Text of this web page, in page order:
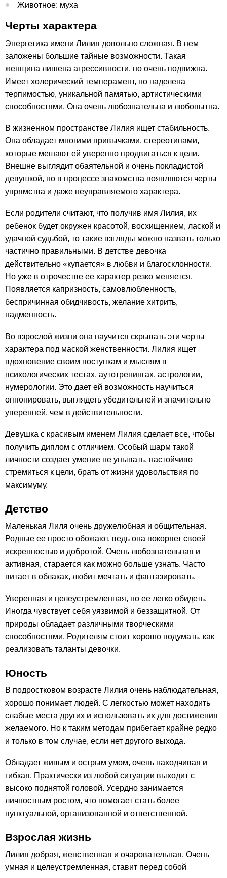
Животное: муха
Черты характера
Энергетика имени Лилия довольно сложная. В нем
заложены большие тайные возможности. Такая
женщина лишена агрессивности, но очень подвижна.
Имеет холерический темперамент, но наделена
терпимостью, уникальной памятью, артистическими
способностями. Она очень любознательна и любопытна.
В жизненном пространстве Лилия ищет стабильность.
Она обладает многими привычками, стереотипами,
которые мешают ей уверенно продвигаться к цели.
Внешне выглядит обаятельной и очень покладистой
девушкой, но в процессе знакомства появляются черты
упрямства и даже неуправляемого характера.
Если родители считают, что получив имя Лилия, их
ребенок будет окружен красотой, восхищением, лаской и
удачной судьбой, то такие взгляды можно назвать только
частично правильными. В детстве девочка
действительно «купается» в любви и благосклонности.
Но уже в отрочестве ее характер резко меняется.
Появляется капризность, самовлюбленность,
беспричинная обидчивость, желание хитрить,
надменность.
Во взрослой жизни она научится скрывать эти черты
характера под маской женственности. Лилия ищет
вдохновение своим поступкам и мыслям в
психологических тестах, аутотренингах, астрологии,
нумерологии. Это дает ей возможность научиться
оппонировать, выглядеть убедительней и значительно
уверенней, чем в действительности.
Девушка с красивым именем Лилия сделает все, чтобы
получить диплом с отличием. Особый шарм такой
личности создает умение не унывать, настойчиво
стремиться к цели, брать от жизни удовольствия по
максимуму.
Детство
Маленькая Лиля очень дружелюбная и общительная.
Родные ее просто обожают, ведь она покоряет своей
искренностью и добротой. Очень любознательная и
активная, старается как можно больше узнать. Часто
витает в облаках, любит мечтать и фантазировать.
Уверенная и целеустремленная, но ее легко обидеть.
Иногда чувствует себя уязвимой и беззащитной. От
природы обладает различными творческими
способностями. Родителям стоит хорошо подумать, как
реализовать таланты девочки.
Юность
В подростковом возрасте Лилия очень наблюдательная,
хорошо понимает людей. С легкостью может находить
слабые места других и использовать их для достижения
желаемого. Но к таким методам прибегает крайне редко
и только в том случае, если нет другого выхода.
Обладает живым и острым умом, очень находчивая и
гибкая. Практически из любой ситуации выходит с
высоко поднятой головой. Усердно занимается
личностным ростом, что помогает стать более
пунктуальной, организованной и ответственной.
Взрослая жизнь
Лилия добрая, женственная и очаровательная. Очень
умная и целеустремленная, ставит перед собой